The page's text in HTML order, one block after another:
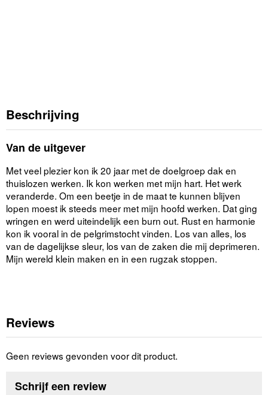
Beschrijving
Van de uitgever
Met veel plezier kon ik 20 jaar met de doelgroep dak en
thuislozen werken. Ik kon werken met mijn hart. Het werk
veranderde. Om een beetje in de maat te kunnen blijven
lopen moest ik steeds meer met mijn hoofd werken. Dat ging
wringen en werd uiteindelijk een burn out. Rust en harmonie
kon ik vooral in de pelgrimstocht vinden. Los van alles, los
van de dagelijkse sleur, los van de zaken die mij deprimeren.
Mijn wereld klein maken en in een rugzak stoppen.
Reviews
Geen reviews gevonden voor dit product.
Schrijf een review